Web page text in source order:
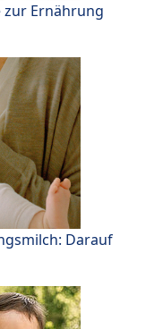
Ernährung
Darauf